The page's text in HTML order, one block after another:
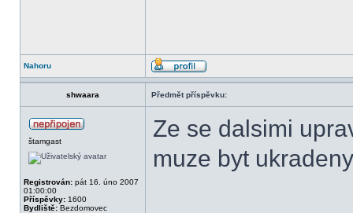
Nahoru
shwaara Předmět příspěvku:
štamgast
Registrován: pát 16. úno 2007
01:00:00
Příspěvky: 1600
Bydliště: Bezdomovec
Ze se dalsimi
muze byt